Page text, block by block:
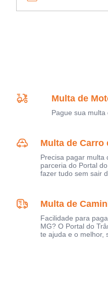
Multa de
Pague sua
Multa de Carro
Precisa pagar multa
parceria do Portal
fazer tudo sem sair
Multa de
Facilidade para
MG? O Portal do
te ajuda e o melhor,